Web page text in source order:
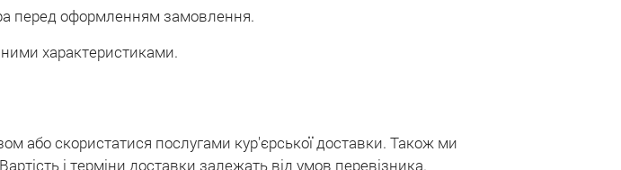
перед оформленням замовлення.
характеристиками.
або скористатися послугами кур'єрської доставки. Також ми
і терміни доставки залежать від умов перевізника.